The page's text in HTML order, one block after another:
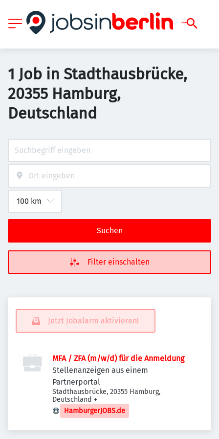
1 Job in Stadthausbrücke,
20355 Hamburg,
Deutschland
Suchen
Filter einschalten
Jetzt Jobalarm aktivieren!
MFA / ZFA (m/w/d) für die Anmeldung
Stellenanzeigen aus einem
Partnerportal
Stadthausbrücke, 20355 Hamburg,
Deutschland +
HamburgerJOBS.de